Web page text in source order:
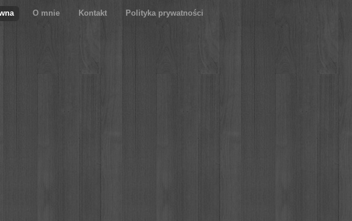
O mnie Kontakt Polityka prywatności